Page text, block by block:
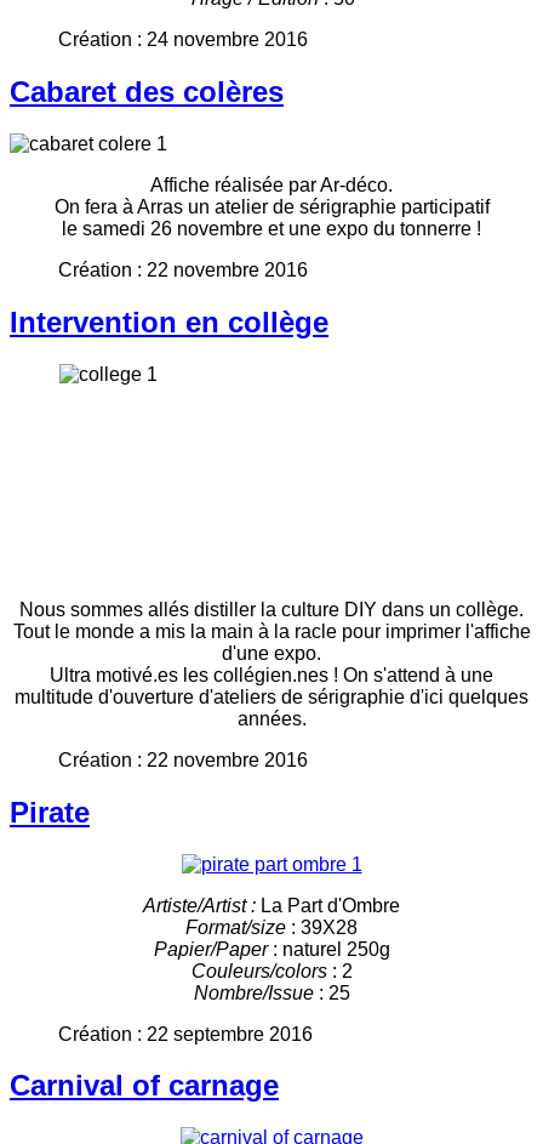
Création : 24 novembre 2016
Cabaret des colères
Affiche réalisée par Ar-déco.
On fera à Arras un atelier de sérigraphie participatif
le samedi 26 novembre et une expo du tonnerre !
Création : 22 novembre 2016
Intervention en collège
Nous sommes allés distiller la culture DIY dans un collège.
Tout le monde a mis la main à la racle pour imprimer l'affiche
d'une expo.
Ultra motivé.es les collégien.nes ! On s'attend à une
multitude d'ouverture d'ateliers de sérigraphie d'ici quelques
années.
Création : 22 novembre 2016
Pirate
Artiste/Artist : La Part d'Ombre
Format/size : 39X28
Papier/Paper: naturel 250g
Couleurs/colors: 2
Nombre/Issue: 25
Création : 22 septembre 2016
Carnival of carnage